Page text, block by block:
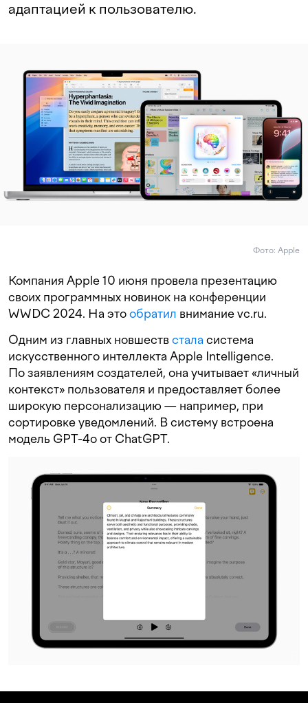
адаптацией к пользователю.
Фото: Apple
Компания Apple 10 июня провела презентацию
своих программных новинок на конференции
WWDC 2024. На этообратил внимание vc.ru.
Одним из главных новшествстала система
искусственного интеллекта Apple Intelligence.
По заявлениям создателей, она учитывает «личный
контекст» пользователя и предоставляет более
широкую персонализацию — например, при
сортировке уведомлений. В систему встроена
модель GPT-4o от ChatGPT.